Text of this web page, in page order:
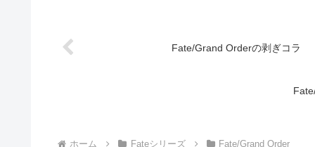
Fate/Grand Orderの剥ぎコラ
ホーム Fateシリーズ Fate/Grand Order